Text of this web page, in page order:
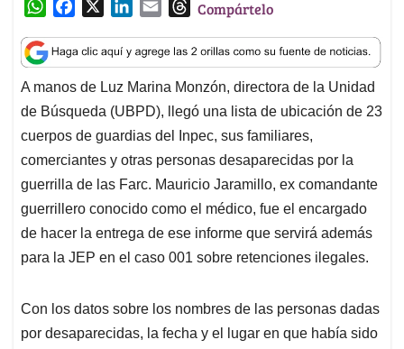
W
a
t
s
A
p
p
c
e
b
o
o
k
n
k
e
d
I
n
a
i
l
T
r
e
a
d
s
Compártelo
A manos de Luz Marina Monzón, directora de la Unidad
de Búsqueda (UBPD), llegó una lista de ubicación de 23
cuerpos de guardias del Inpec, sus familiares,
comerciantes y otras personas desaparecidas por la
guerrilla de las Farc. Mauricio Jaramillo, ex comandante
guerrillero conocido como el médico, fue el encargado
de hacer la entrega de ese informe que servirá además
para la JEP en el caso 001 sobre retenciones ilegales.
Con los datos sobre los nombres de las personas dadas
por desaparecidas, la fecha y el lugar en que había sido